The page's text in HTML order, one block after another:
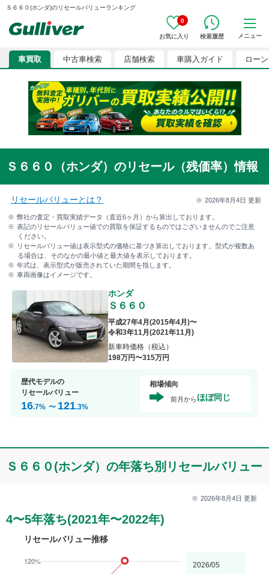
Ｓ６６０(ホンダ)のリセールバリューランキング
0
お気に入り 検索履歴 メニュー
車買取 中古車検索 店舗検索 車購入ガイド ローン
Ｓ６６０（ホンダ）のリセール（残価率）情報
リセールバリューとは？ 2026年8月4日 更新
弊社の査定・買取実績データ（直近6ヶ月）から算出しております。
表記のリセールバリュー値での買取を保証するものではございませんのでご注意
ください。
リセールバリュー値は表示型式の価格に基づき算出しております。型式が複数あ
る場合は、そのなかの最小値と最大値を表示しております。
年式は、表示型式が販売されていた期間を指します。
車両画像はイメージです。
ホンダ
Ｓ６６０
平成27年4月 (2015年4月 )〜
令和3年11月 (2021年11月 )
新車時価格（税込）
198万円〜315万円
歴代モデルの
リセールバリュー
16.7% 〜 121.3%
相場傾向
前月からほぼ同じ
Ｓ６６０(ホンダ）の年落ち別リセールバリュー
2026年8月4日 更新
4〜5年落ち(2021年〜2022年)
リセールバリュー推移
2026/05